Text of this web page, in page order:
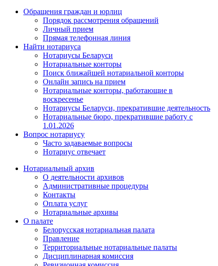
Обращения граждан и юрлиц
Порядок рассмотрения обращений
Личный прием
Прямая телефонная линия
Найти нотариуса
Нотариусы Беларуси
Нотариальные конторы
Поиск ближайшей нотариальной конторы
Онлайн запись на прием
Нотариальные конторы, работающие в
воскресенье
Нотариусы Беларуси, прекратившие деятельность
Нотариальные бюро, прекратившие работу с
1.01.2026
Вопрос нотариусу
Часто задаваемые вопросы
Нотариус отвечает
Нотариальный архив
О деятельности архивов
Административные процедуры
Контакты
Оплата услуг
Нотариальные архивы
О палате
Белорусская нотариальная палата
Правление
Территориальные нотариальные палаты
Дисциплинарная комиссия